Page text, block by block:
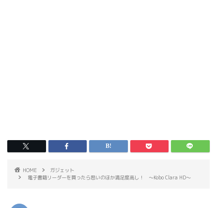
HOME
ガジェット
電子書籍リーダーを買ったら思いのほか満足度高し！ ～Kobo Clara HD～